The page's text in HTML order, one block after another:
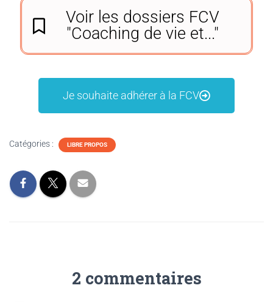
Voir les dossiers FCV
"Coaching de vie et..."
Je souhaite adhérer à la FCV
Catégories : LIBRE PROPOS
2 commentaires